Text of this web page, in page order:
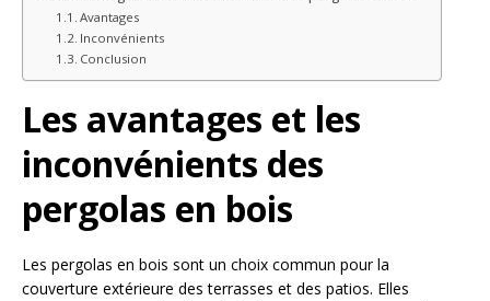
Avantages
Inconvénients
Conclusion
Les avantages et les
inconvénients des
pergolas en bois
Les pergolas en bois sont un choix commun pour la
couverture extérieure des terrasses et des patios. Elles